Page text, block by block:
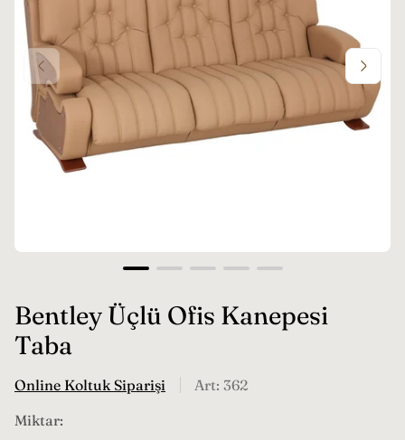
Bentley Üçlü Ofis Kanepesi
Taba
Online Koltuk Siparişi
Art: 362
Miktar: